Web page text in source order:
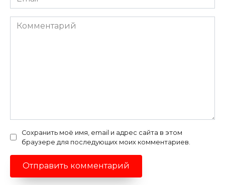
*
Комментарий
Сохранить моё имя, email и адрес сайта в этом
браузере для последующих моих комментариев.